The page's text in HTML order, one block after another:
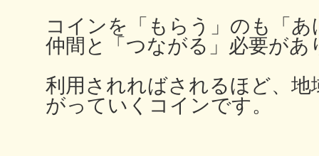
コインを「もらう」のも「
仲間と「つながる」必要があ
利用されればされるほど、地
がっていくコインです。
お知らせ
ヘルプ
お問い合わせ
プライバシーポ